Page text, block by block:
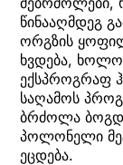
წინააღმდეგ
ორგზის
ხვდება,
ექსპროგრაფ
საღამოს
ბრძოლა
პოლონელი
ეცდება.